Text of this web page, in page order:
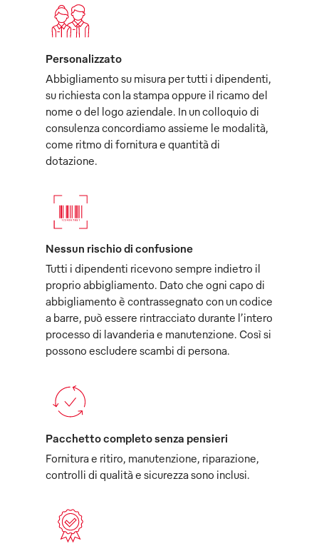
Personalizzato
Abbigliamento su misura per tutti i dipendenti,
su richiesta con la stampa oppure il ricamo del
nome o del logo aziendale. In un colloquio di
consulenza concordiamo assieme le modalità,
come ritmo di fornitura e quantità di
dotazione.
Nessun rischio di confusione
Tutti i dipendenti ricevono sempre indietro il
proprio abbigliamento. Dato che ogni capo di
abbigliamento è contrassegnato con un codice
a barre, può essere rintracciato durante l’intero
processo di lavanderia e manutenzione. Così si
possono escludere scambi di persona.
Pacchetto completo senza pensieri
Fornitura e ritiro, manutenzione, riparazione,
controlli di qualità e sicurezza sono inclusi.